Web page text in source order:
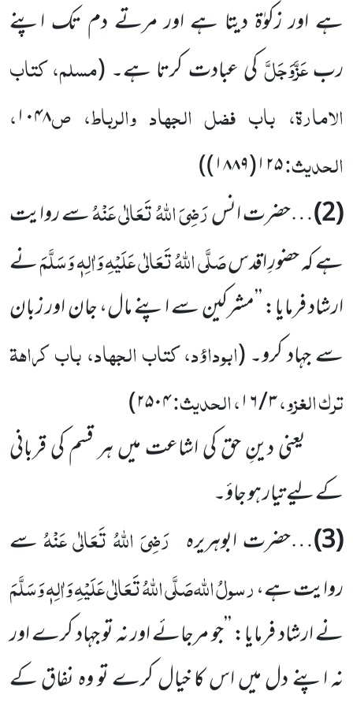
ہے اور زکوٰۃ دیتا ہے اور مرتے دم تک اپنے
ربعَزَّوَجَلَّکی عبادت کرتا ہے۔ (مسلم، کتاب
الامارۃ، باب فضل الجہاد والرباط، ص۱۰۴۸،
الحدیث:۱۲۵(۱۸۸۹)
)
(2) …حضرت انسرَضِیَ اللہُ تَعَالٰی عَنْہُسے روایت
ہے کہ حضورِ اقدسصَلَّی اللہُ تَعَالٰی عَلَیْہِ وَاٰلِہٖ وَسَلَّمَنے
ارشاد فرمایا: ’’مشرکین سے اپنے مال، جان اور زبان
سے جہاد کرو۔(ابوداؤد، کتاب الجہاد، باب کراہۃ
ترک الغزو،۳ / ۱۶ ، الحدیث:۲۵۰۴)
یعنی دینِ حق کی اشاعت میں ہر قسم کی قربانی
کے لیے تیار ہو جاؤ۔
(3) …حضرت ابوہریرہ رَضِیَ اللہُ تَعَالٰی عَنْہُسے
روایت ہے،رسولُ اللہصَلَّی اللہُ تَعَالٰی عَلَیْہِ وَاٰلِہٖ وَسَلَّمَ
نے ارشاد فرمایا: ’’جو مرجائے اور نہ تو جہاد کرے اور
نہ اپنے دل میں اس کا خیال کرے تو وہ نفاق کے